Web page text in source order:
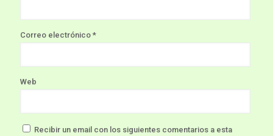
Correo electrónico *
Web
Recibir un email con los siguientes comentarios a esta